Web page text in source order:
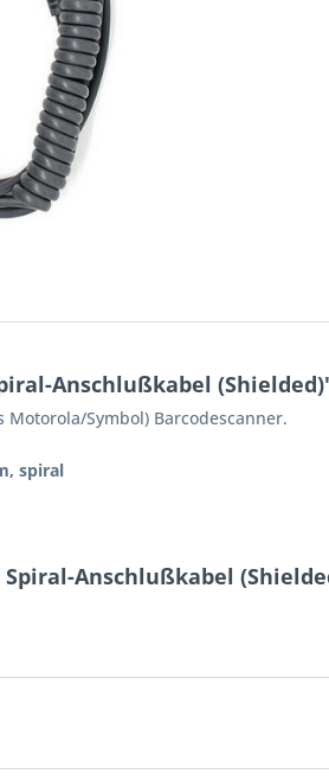
Anschlußkabel
Motorola/Symbol) Barcodescanner.
spiral
Anschlußkabel